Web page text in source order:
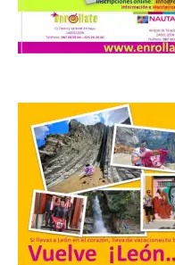
Ayuntamiento
7 Ago 2026
en la
León e
del programa del
práctica con
elaboradas por
observar el eclipse con
de agosto de 2026. La